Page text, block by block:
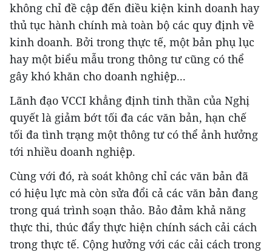
không chỉ đề cập đến điều kiện kinh doanh hay
thủ tục hành chính mà toàn bộ các quy định về
kinh doanh. Bởi trong thực tế, một bản phụ lục
hay một biểu mẫu trong thông tư cũng có thể
gây khó khăn cho doanh nghiệp...
Lãnh đạo VCCI khẳng định tinh thần của Nghị
quyết là giảm bớt tối đa các văn bản, hạn chế
tối đa tình trạng một thông tư có thể ảnh hưởng
tới nhiều doanh nghiệp.
Cùng với đó, rà soát không chỉ các văn bản đã
có hiệu lực mà còn sửa đổi cả các văn bản đang
trong quá trình soạn thảo. Bảo đảm khả năng
thực thi, thúc đẩy thực hiện chính sách cải cách
trong thực tế. Cộng hưởng với các cải cách trong